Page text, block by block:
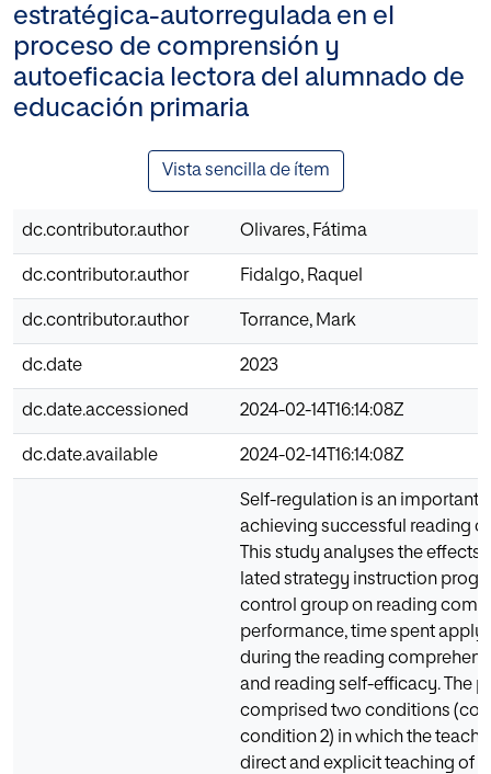
estratégica-autorregulada en el
proceso de comprensión y
autoeficacia lectora del alumnado de
educación primaria
Vista sencilla de ítem
dc.contributor.author Olivares, Fátima
dc.contributor.author Fidalgo, Raquel
dc.contributor.author Torrance, Mark
dc.date 2023
dc.date.accessioned 2024-02-14T16:14:08Z
dc.date.available 2024-02-14T16:14:08Z
Self-regulation is an important
achieving successful reading
This study analyses the
lated strategy instruction
control group on reading
performance, time spent
during the reading
and reading self-efficacy. The
com­prised two conditions
condi­tion 2) in which the
direct and explicit teaching of